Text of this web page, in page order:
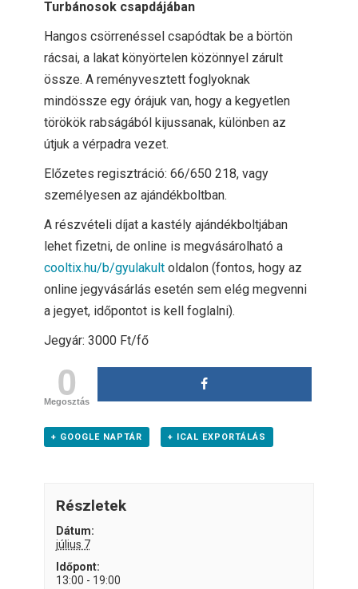
Turbánosok csapdájában
Hangos csörrenéssel csapódtak be a börtön
rácsai, a lakat könyörtelen közönnyel zárult
össze. A reményvesztett foglyoknak
mindössze egy órájuk van, hogy a kegyetlen
törökök rabságából kijussanak, különben az
útjuk a vérpadra vezet.
Előzetes regisztráció: 66/650 218, vagy
személyesen az ajándékboltban.
A részvételi díjat a kastély ajándékboltjában
lehet fizetni, de online is megvásárolható a
cooltix.hu/b/gyulakult oldalon (fontos, hogy az
online jegyvásárlás esetén sem elég megvenni
a jegyet, időpontot is kell foglalni).
Jegyár: 3000 Ft/fő
0
Megosztás
+ GOOGLE NAPTÁR + ICAL EXPORTÁLÁS
Részletek
Dátum:
július 7
Időpont:
13:00 - 19:00